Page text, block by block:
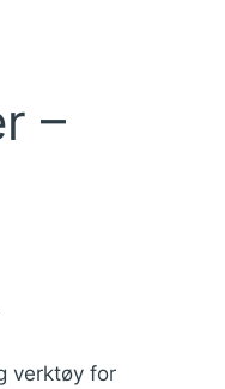
–
verktøy for